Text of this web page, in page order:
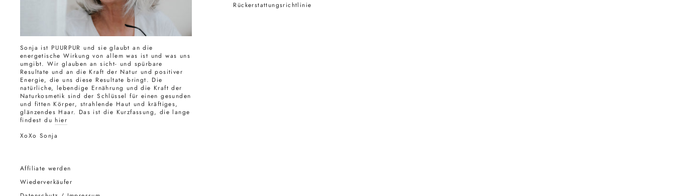
Sonja ist PUURPUR und sie glaubt an die
energetische Wirkung von allem was ist und was uns
umgibt. Wir glauben an sicht- und spürbare
Resultate und an die Kraft der Natur und positiver
Energie, die uns diese Resultate bringt. Die
natürliche, lebendige Ernährung und die Kraft der
Naturkosmetik sind der Schlüssel für einen gesunden
und fitten Körper, strahlende Haut und kräftiges,
glänzendes Haar. Das ist die Kurzfassung, die lange
findest du hier
XoXo Sonja
Rückerstattungsrichtlinie
Affiliate werden
Wiederverkäufer